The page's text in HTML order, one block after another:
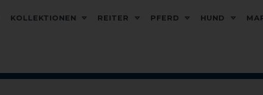
KOLLEKTIONEN REITER PFERD HUND